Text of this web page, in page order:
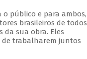
o público e para ambos,
brasileiros de todos
da sua obra. Eles
de trabalharem juntos